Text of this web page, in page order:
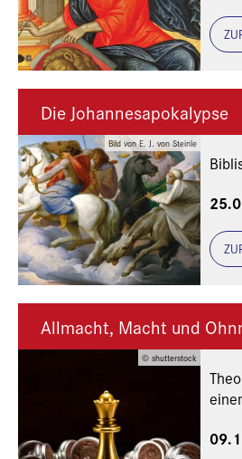
Bild von E. J. von Steinle
Die Johannesapokalypse
© shutterstock
Allmacht, Macht und